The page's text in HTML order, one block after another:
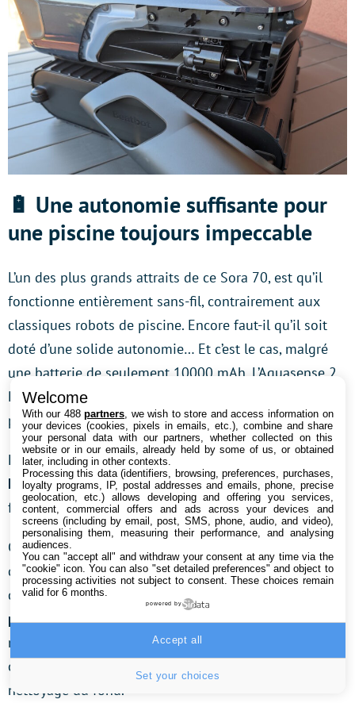
🔋 Une autonomie suffisante pour
une piscine toujours impeccable
L’un des plus grands attraits de ce Sora 70, est qu’il
fonctionne entièrement sans-fil, contrairement aux
classiques robots de piscine. Encore faut-il qu’il soit
doté d’une solide autonomie… Et c’est le cas, malgré
une batterie de seulement 10000 mAh. L’Aquasense 2
Pro était mieux équipé sur ce plan, au détriment d’un
poids plus élevé.
Le Sora 70 offre uneautonomie qui varie de 5 à 7
heuresselon qu’on se cantonne à un nettoyage du
fond ou seulement de la surface.
Cela reste suffisamment confortable pour ne pas
devoir sans cesse rebrancher le robot avant même
qu’il ait terminé sa tâche.
Il est venu à bout sans
problème de notre piscine de 32 m2et il lui restait
même de l’autonomie. Beatbot annonce qu’elle suffit à
couvrir une
nettoyage du fond.
Welcome
With our 488partners , we wish to store and access information on
your devices (cookies, pixels in emails, etc.), combine and share
your personal data with our partners, whether collected on this
website or in our emails, already held by some of us, or obtained
later, including in other contexts.
Processing this data (identifiers, browsing, preferences, purchases,
loyalty programs, IP, postal addresses and emails, phone, precise
geolocation, etc.) allows developing and offering you services,
content, commercial offers and ads across your devices and
screens (including by email, post, SMS, phone, audio, and video),
personalising them, measuring their performance, and analysing
audiences.
You can "accept all" and withdraw your consent at any time via the
"cookie" icon. You can also "set detailed preferences" and object to
processing activities not subject to consent. These choices remain
valid for 6 months.
powered by
Set your choices
Accept all